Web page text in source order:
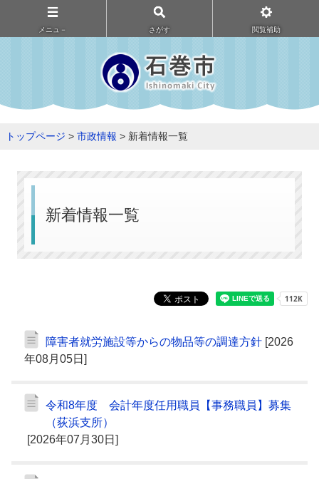
メニュ－ さがす 閲覧補助
トップページ > 市政情報 > 新着情報一覧
新着情報一覧
障害者就労施設等からの物品等の調達方針 [2026
年08月05日]
令和8年度 会計年度任用職員【事務職員】募集
（荻浜支所）
[2026年07月30日]